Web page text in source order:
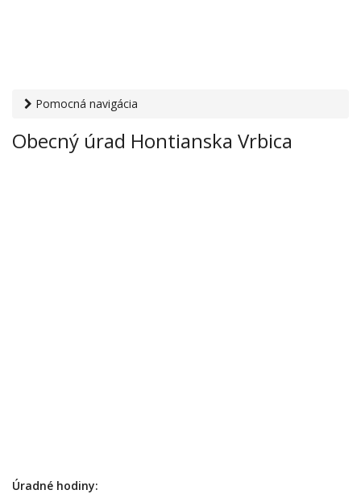
Pomocná navigácia
Obecný úrad Hontianska Vrbica
Obecný úrad Hontianska Vrbica
Úradné hodiny: